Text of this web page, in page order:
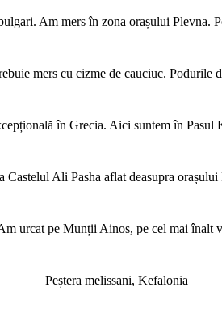
Am mers în zona orașului Plevna.
mers cu cizme de cauciuc. Podurile
în Grecia. Aici suntem în Pasul
Castelul Ali Pasha aflat deasupra orașului
urcat pe Munții Ainos, pe cel mai înalt
Peștera melissani, Kefalonia